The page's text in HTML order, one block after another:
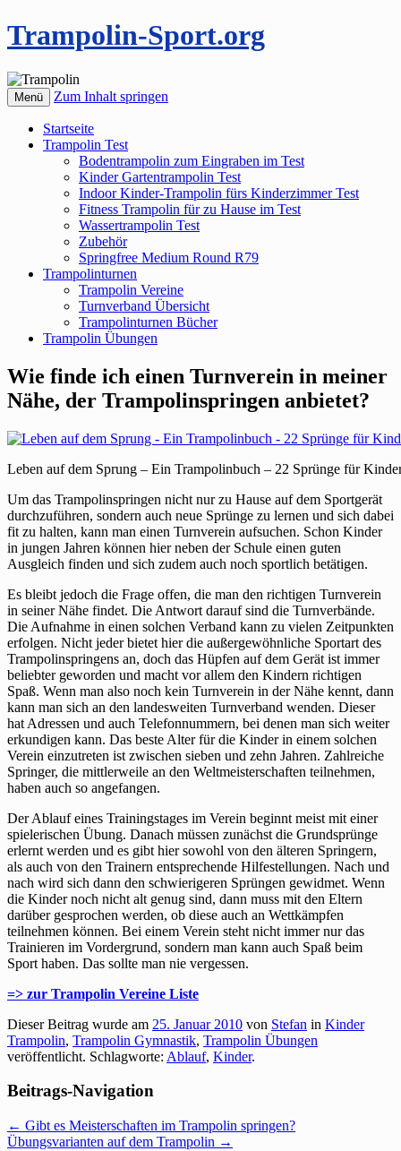
Trampolin-Sport.org
Menü Zum Inhalt springen
Startseite
Trampolin Test
Bodentrampolin zum Eingraben im Test
Kinder Gartentrampolin Test
Indoor Kinder-Trampolin fürs Kinderzimmer Test
Fitness Trampolin für zu Hause im Test
Wassertrampolin Test
Zubehör
Springfree Medium Round R79
Trampolinturnen
Trampolin Vereine
Turnverband Übersicht
Trampolinturnen Bücher
Trampolin Übungen
Wie finde ich einen Turnverein in meiner
Nähe, der Trampolinspringen anbietet?
Leben auf dem Sprung – Ein Trampolinbuch – 22 Sprünge für
Um das Trampolinspringen nicht nur zu Hause auf dem Sportgerät
durchzuführen, sondern auch neue Sprünge zu lernen und sich dabei
fit zu halten, kann man einen Turnverein aufsuchen. Schon Kinder
in jungen Jahren können hier neben der Schule einen guten
Ausgleich finden und sich zudem auch noch sportlich betätigen.
Es bleibt jedoch die Frage offen, die man den richtigen Turnverein
in seiner Nähe findet. Die Antwort darauf sind die Turnverbände.
Die Aufnahme in einen solchen Verband kann zu vielen Zeitpunkten
erfolgen. Nicht jeder bietet hier die außergewöhnliche Sportart des
Trampolinspringens an, doch das Hüpfen auf dem Gerät ist immer
beliebter geworden und macht vor allem den Kindern richtigen
Spaß. Wenn man also noch kein Turnverein in der Nähe kennt, dann
kann man sich an den landesweiten Turnverband wenden. Dieser
hat Adressen und auch Telefonnummern, bei denen man sich weiter
erkundigen kann. Das beste Alter für die Kinder in einem solchen
Verein einzutreten ist zwischen sieben und zehn Jahren. Zahlreiche
Springer, die mittlerweile an den Weltmeisterschaften teilnehmen,
haben auch so angefangen.
Der Ablauf eines Trainingstages im Verein beginnt meist mit einer
spielerischen Übung. Danach müssen zunächst die Grundsprünge
erlernt werden und es gibt hier sowohl von den älteren Springern,
als auch von den Trainern entsprechende Hilfestellungen. Nach und
nach wird sich dann den schwierigeren Sprüngen gewidmet. Wenn
die Kinder noch nicht alt genug sind, dann muss mit den Eltern
darüber gesprochen werden, ob diese auch an Wettkämpfen
teilnehmen können. Bei einem Verein steht nicht immer nur das
Trainieren im Vordergrund, sondern man kann auch Spaß beim
Sport haben. Das sollte man nie vergessen.
=> zur Trampolin Vereine Liste
Dieser Beitrag wurde am 25. Januar 2010 von Stefan in Kinder
Trampolin, Trampolin Gymnastik, Trampolin Übungen
veröffentlicht. Schlagworte: Ablauf, Kinder.
Beitrags-Navigation
← Gibt es Meisterschaften im Trampolin springen?
Übungsvarianten auf dem Trampolin →